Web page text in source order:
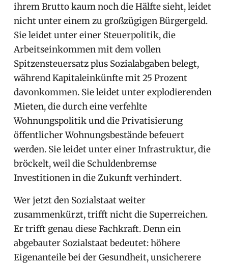
ihrem Brutto kaum noch die Hälfte sieht, leidet
nicht unter einem zu großzügigen Bürgergeld.
Sie leidet unter einer Steuerpolitik, die
Arbeitseinkommen mit dem vollen
Spitzensteuersatz plus Sozialabgaben belegt,
während Kapitaleinkünfte mit 25 Prozent
davonkommen. Sie leidet unter explodierenden
Mieten, die durch eine verfehlte
Wohnungspolitik und die Privatisierung
öffentlicher Wohnungsbestände befeuert
werden. Sie leidet unter einer Infrastruktur, die
bröckelt, weil die Schuldenbremse
Investitionen in die Zukunft verhindert.
Wer jetzt den Sozialstaat weiter
zusammenkürzt, trifft nicht die Superreichen.
Er trifft genau diese Fachkraft. Denn ein
abgebauter Sozialstaat bedeutet: höhere
Eigenanteile bei der Gesundheit, unsicherere